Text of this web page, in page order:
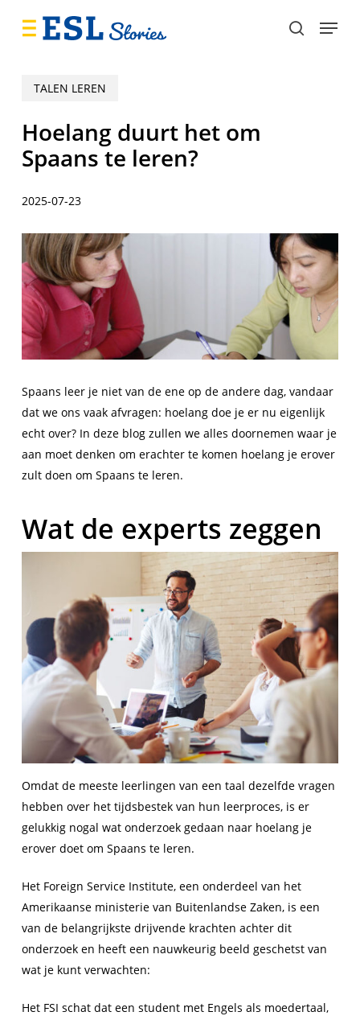
search
Menu
TALEN LEREN
Hoelang duurt het om
Spaans te leren?
2025-07-23
Spaans leer je niet van de ene op de andere dag, vandaar
dat we ons vaak afvragen: hoelang doe je er nu eigenlijk
echt over? In deze blog zullen we alles doornemen waar je
aan moet denken om erachter te komen hoelang je erover
zult doen om Spaans te leren.
Wat de experts zeggen
Omdat de meeste leerlingen van een taal dezelfde vragen
hebben over het tijdsbestek van hun leerproces, is er
gelukkig nogal wat onderzoek gedaan naar hoelang je
erover doet om Spaans te leren.
Het Foreign Service Institute, een onderdeel van het
Amerikaanse ministerie van Buitenlandse Zaken, is een
van de belangrijkste drijvende krachten achter dit
onderzoek en heeft een nauwkeurig beeld geschetst van
wat je kunt verwachten:
Het FSI schat dat een student met Engels als moedertaal,